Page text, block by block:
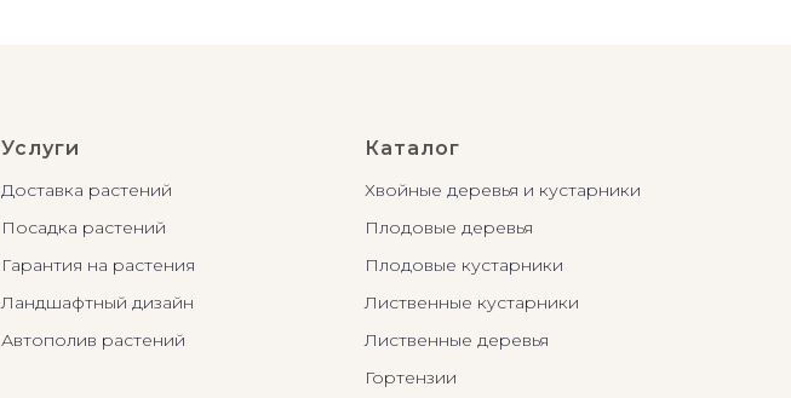
Услуги
Доставка растений
Посадка растений
Гарантия на растения
Ландшафтный дизайн
Автополив растений
Каталог
Хвойные деревья и кустарники
Плодовые деревья
Плодовые кустарники
Лиственные кустарники
Лиственные деревья
Гортензии